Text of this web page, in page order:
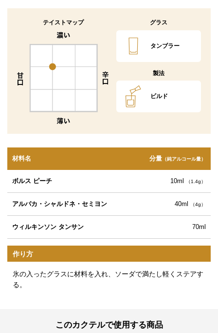
テイストマップ グラス
タンブラー
製法
ビルド
材料名 分量（純アルコール量）
ボルス ピーチ 10ml （1.4g）
アルパカ・シャルドネ・セミヨン 40ml （4g）
ウィルキンソン タンサン 70ml
作り方
氷の入ったグラスに材料を入れ、ソーダで満たし軽くステアす
る。
このカクテルで使用する商品